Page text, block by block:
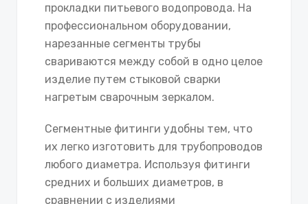
прокладки питьевого водопровода. На
профессиональном оборудовании,
нарезанные сегменты трубы
свариваются между собой в одно целое
изделие путем стыковой сварки
нагретым сварочным зеркалом.
Сегментные фитинги удобны тем, что
их легко изготовить для трубопроводов
любого диаметра. Используя фитинги
средних и больших диаметров, в
сравнении с изделиями